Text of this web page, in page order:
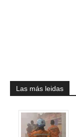
Las más leidas